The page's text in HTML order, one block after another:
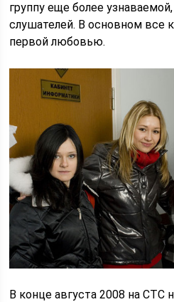
группу еще более
слушателей. В основном все
первой любовью.
В конце августа 2008 на СТС